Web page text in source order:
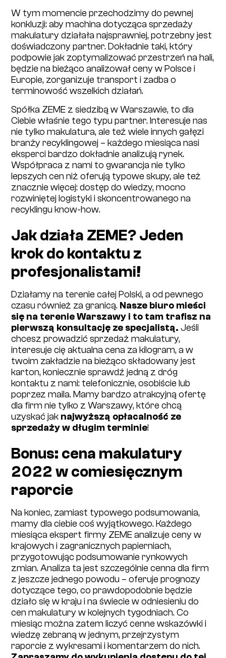
W tym momencie przechodzimy do pewnej
konkluzji: aby machina dotycząca sprzedaży
makulatury działała najsprawniej, potrzebny jest
doświadczony partner. Dokładnie taki, który
podpowie jak zoptymalizować przestrzeń na hali,
będzie na bieżąco analizował ceny w Polsce i
Europie, zorganizuje transport i zadba o
terminowość wszelkich działań.
Spółka ZEME z siedzibą w Warszawie, to dla
Ciebie właśnie tego typu partner. Interesuje nas
nie tylko makulatura, ale też wiele innych gałęzi
branży recyklingowej – każdego miesiąca nasi
eksperci bardzo dokładnie analizują rynek.
Współpraca z nami to gwarancja nie tylko
lepszych cen niż oferują typowe skupy, ale też
znacznie więcej: dostęp do wiedzy, mocno
rozwiniętej logistyki i skoncentrowanego na
recyklingu know-how.
Jak działa ZEME? Jeden
krok do kontaktu z
profesjonalistami!
Działamy na terenie całej Polski, a od pewnego
czasu również za granicą. Nasze biuro mieści
się na terenie Warszawy i to tam trafisz na
pierwszą konsultację ze specjalistą. Jeśli
chcesz prowadzić sprzedaż makulatury,
interesuje cię aktualna cena za kilogram, a w
twoim zakładzie na bieżąco składowany jest
karton, koniecznie sprawdź jedną z dróg
kontaktu z nami: telefonicznie, osobiście lub
poprzez maila. Mamy bardzo atrakcyjną ofertę
dla firm nie tylko z Warszawy, które chcą
uzyskać jak najwyższą opłacalność ze
sprzedaży w długim terminie!
Bonus: cena makulatury
2022 w comiesięcznym
raporcie
Na koniec, zamiast typowego podsumowania,
mamy dla ciebie coś wyjątkowego. Każdego
miesiąca ekspert firmy ZEME analizuje ceny w
krajowych i zagranicznych papierniach,
przygotowując podsumowanie rynkowych
zmian. Analiza ta jest szczególnie cenna dla firm
z jeszcze jednego powodu – oferuje prognozy
dotyczące tego, co prawdopodobnie będzie
działo się w kraju i na świecie w odniesieniu do
cen makulatury w kolejnych tygodniach. Co
miesiąc można zatem liczyć cenne wskazówki i
wiedzę zebraną w jednym, przejrzystym
raporcie z wykresami i komentarzem do nich.